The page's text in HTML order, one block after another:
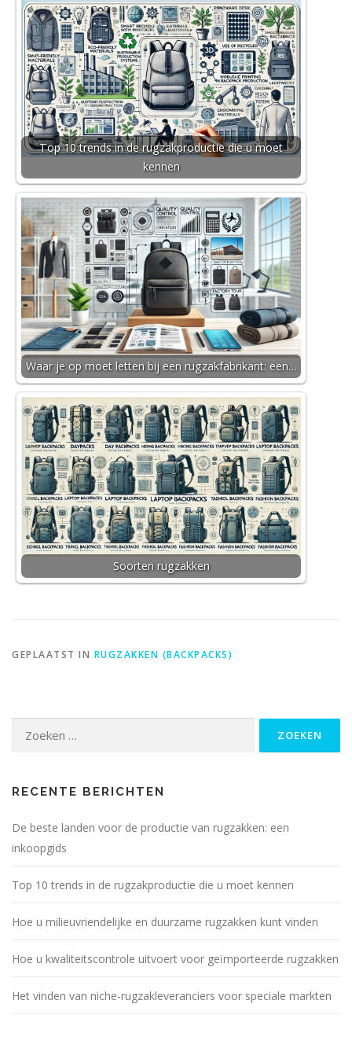
Top 10 trends in de rugzakproductie die u moet
kennen
Waar je op moet letten bij een rugzakfabrikant: een…
Soorten rugzakken
GEPLAATST IN RUGZAKKEN (BACKPACKS)
Zoeken
RECENTE BERICHTEN
De beste landen voor de productie van rugzakken: een
inkoopgids
Top 10 trends in de rugzakproductie die u moet kennen
Hoe u milieuvriendelijke en duurzame rugzakken kunt vinden
Hoe u kwaliteitscontrole uitvoert voor geïmporteerde rugzakken
Het vinden van niche-rugzakleveranciers voor speciale markten